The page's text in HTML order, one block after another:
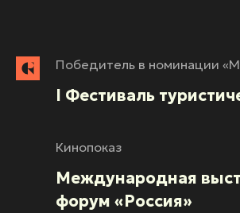
Победитель в номинации
I Фестиваль
Кинопоказ
Международная
форум «Россия»